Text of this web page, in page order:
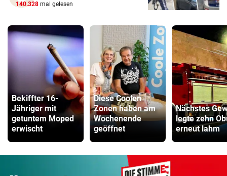
140.328 mal gelesen
Bekiffter 16-
Jähriger mit
getuntem Moped
erwischt
Diese Coolen
Zonen haben am
Wochenende
geöffnet
Nächstes
legte zehn
erneut lahm